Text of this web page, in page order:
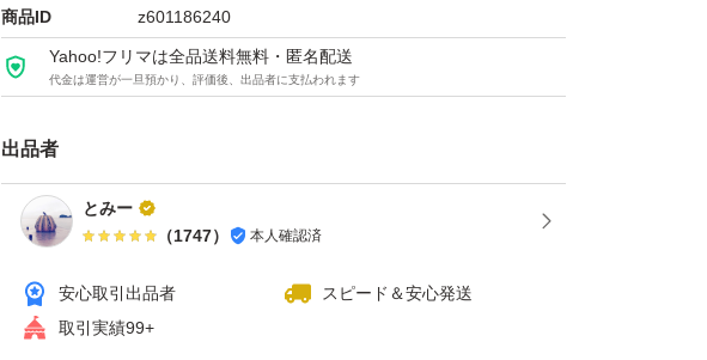
【専門家監修＆国内GMP認定工場で製造】 サプリメント、ボディ
メイク、食の専門家集団が監修。国内のGMP認定工場で製造され
ます。品質管理も徹底しています。
【カプセルタイプで飲みやすい】 無味無臭のカプセルタイプなの
健康習慣として無理なく続けられます。
商品ID z601186240
Yahoo!フリマは全品送料無料・匿名配送
代金は運営が一旦預かり、評価後、出品者に支払われます
出品者
とみー
（1747） 本人確認済
安心取引出品者
スピード＆安心発送
取引実績99+